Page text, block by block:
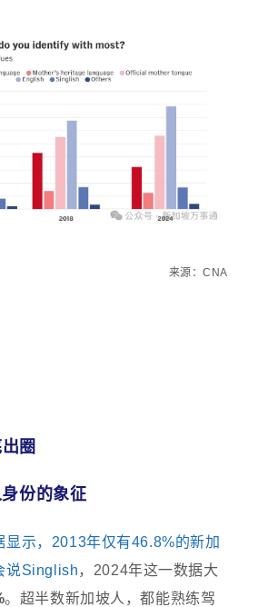
来源：CNA
圈
份的象征
显示，2013年仅有46.8%的新加
说Singlish ，2024年这一数据大
。超半数新加坡人，都能熟练驾